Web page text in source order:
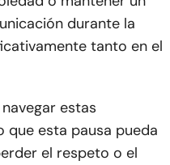
durante la
tanto en el
estas
que esta pausa pueda
el respeto o el